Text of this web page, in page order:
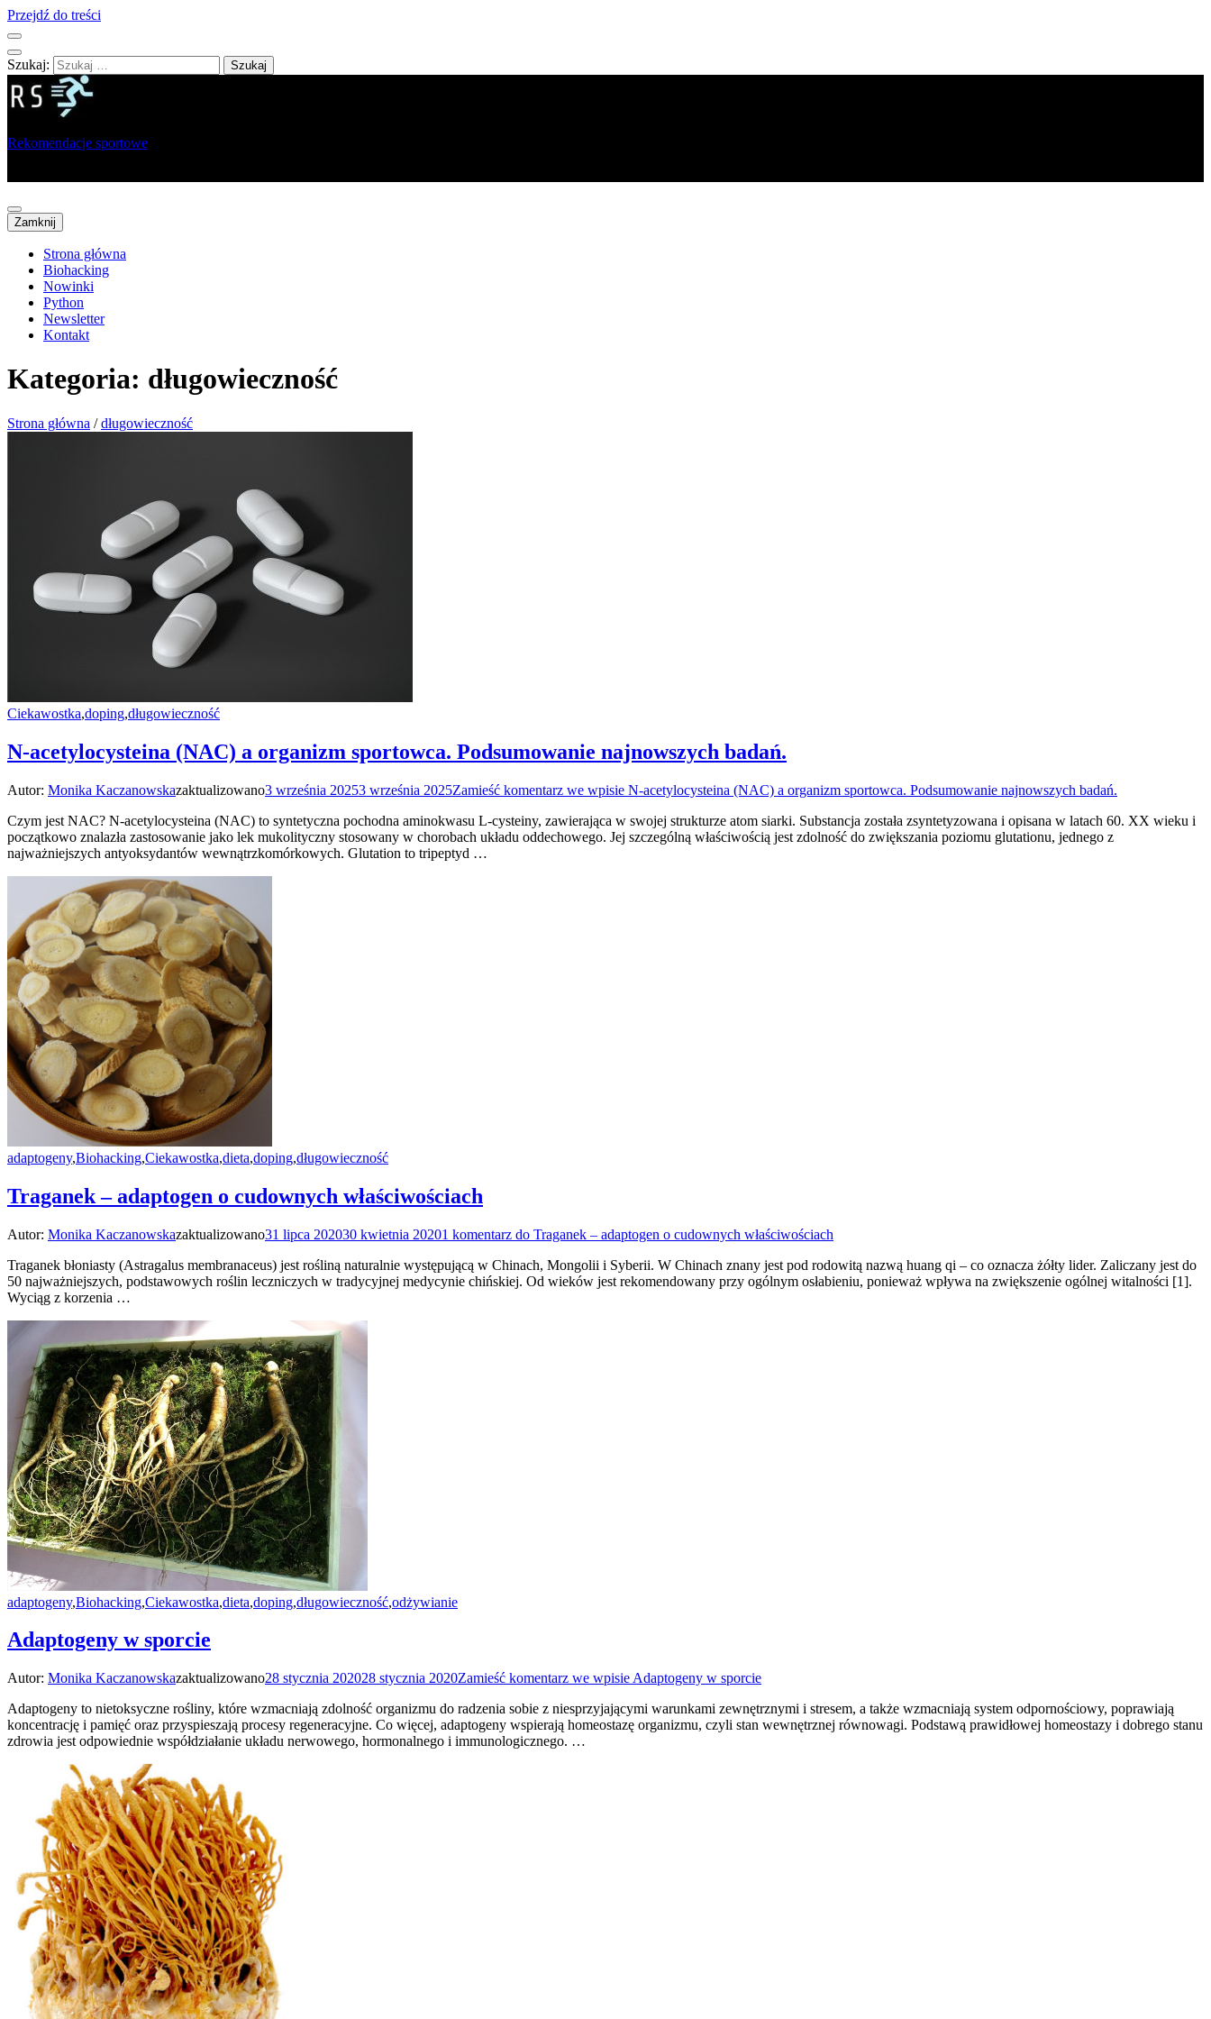
Przejdź do treści
Szukaj:
Rekomendacje sportowe
Zamknij
Strona główna
Biohacking
Nowinki
Python
Newsletter
Kontakt
Kategoria: długowieczność
Strona główna / długowieczność
Ciekawostka,doping,długowieczność
N-acetylocysteina (NAC) a organizm sportowca. Podsumowanie najnowszych badań.
Autor: Monika Kaczanowskazaktualizowano3 września 20253 września 2025Zamieść komentarz we wpisie N-acetylocysteina (NAC) a organizm sportowca. Podsumowanie najnowszych badań.
Czym jest NAC? N-acetylocysteina (NAC) to syntetyczna pochodna aminokwasu L-cysteiny, zawierająca w swojej strukturze atom siarki. Substancja została zsyntetyzowana i opisana w latach 60. XX wieku i
początkowo znalazła zastosowanie jako lek mukolityczny stosowany w chorobach układu oddechowego. Jej szczególną właściwością jest zdolność do zwiększania poziomu glutationu, jednego z
najważniejszych antyoksydantów wewnątrzkomórkowych. Glutation to tripeptyd …
adaptogeny,Biohacking,Ciekawostka,dieta,doping,długowieczność
Traganek – adaptogen o cudownych właściwościach
Autor: Monika Kaczanowskazaktualizowano31 lipca 202030 kwietnia 20201 komentarz do Traganek – adaptogen o cudownych właściwościach
Traganek błoniasty (Astragalus membranaceus) jest rośliną naturalnie występującą w Chinach, Mongolii i Syberii. W Chinach znany jest pod rodowitą nazwą huang qi – co oznacza żółty lider. Zaliczany jest do
50 najważniejszych, podstawowych roślin leczniczych w tradycyjnej medycynie chińskiej. Od wieków jest rekomendowany przy ogólnym osłabieniu, ponieważ wpływa na zwiększenie ogólnej witalności [1].
Wyciąg z korzenia …
adaptogeny,Biohacking,Ciekawostka,dieta,doping,długowieczność,odżywianie
Adaptogeny w sporcie
Autor: Monika Kaczanowskazaktualizowano28 stycznia 202028 stycznia 2020Zamieść komentarz we wpisie Adaptogeny w sporcie
Adaptogeny to nietoksyczne rośliny, które wzmacniają zdolność organizmu do radzenia sobie z niesprzyjającymi warunkami zewnętrznymi i stresem, a także wzmacniają system odpornościowy, poprawiają
koncentrację i pamięć oraz przyspieszają procesy regeneracyjne. Co więcej, adaptogeny wspierają homeostazę organizmu, czyli stan wewnętrznej równowagi. Podstawą prawidłowej homeostazy i dobrego stanu
zdrowia jest odpowiednie współdziałanie układu nerwowego, hormonalnego i immunologicznego. …